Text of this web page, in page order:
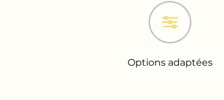
Options adaptées